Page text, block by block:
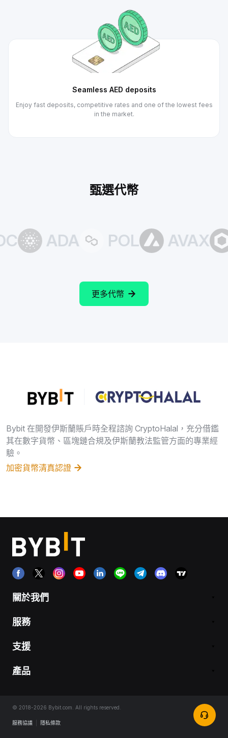
Seamless AED deposits
Enjoy fast deposits, competitive rates and one of the lowest fees
in the market.
甄選代幣
ADA POL AVAX
更多代幣
Bybit 在開發伊斯蘭賬戶時全程諮詢 CryptoHalal，充分借鑑
其在數字貨幣、區塊鏈合規及伊斯蘭教法監管方面的專業經
驗。
加密貨幣清真認證
關於我們
服務
支援
產品
© 2018-2026 Bybit.com. All rights reserved.
服務協議 隱私條款